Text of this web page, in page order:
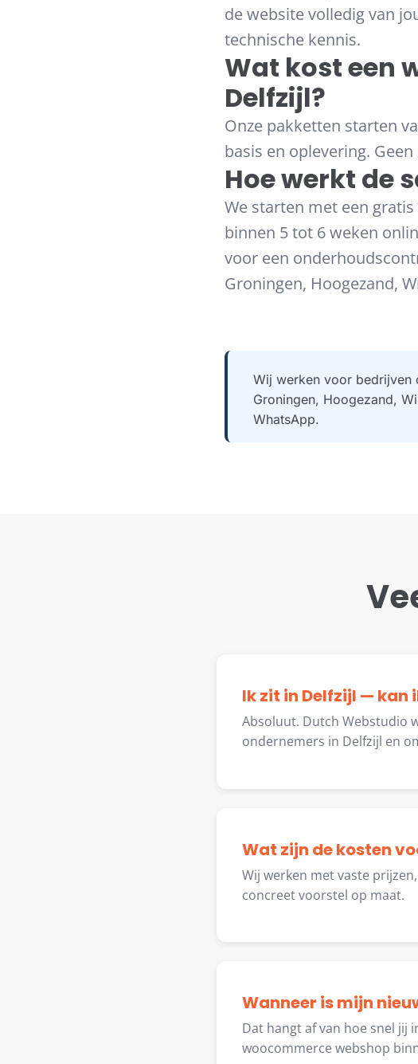
de website volledig van
technische kennis.
Wat kost een
Delfzijl?
Onze pakketten starten
basis en oplevering.
Hoe werkt de
We starten met een
binnen 5 tot 6 weken
voor een
Groningen, Hoogezand,
Wij werken voor bedrijven
Groningen, Hoogezand,
WhatsApp.
Ik zit in Delfzijl — kan
Absoluut. Dutch Webstudio
ondernemers in Delfzijl en
Wat zijn de kosten
Wij werken met vaste
concreet voorstel op maat.
Wanneer is mijn
Dat hangt af van hoe snel jij
woocommerce webshop